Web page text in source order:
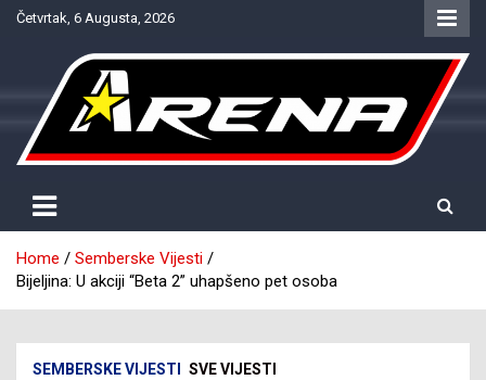
SkipČetvrtak, 6 Augusta, 2026
NTV Arena
Home
Semberske Vijesti
Bijeljina: U akciji “Beta 2” uhapšeno pet osoba
SEMBERSKE VIJESTI SVE VIJESTI